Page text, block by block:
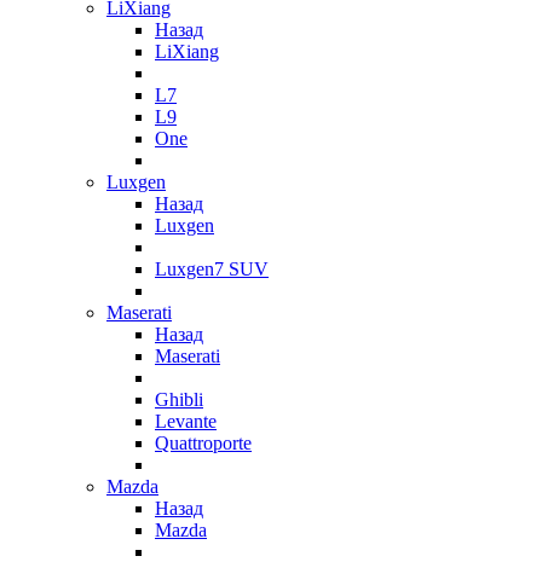
LiXiang
Назад
LiXiang
L7
L9
One
Luxgen
Назад
Luxgen
Luxgen7 SUV
Maserati
Назад
Maserati
Ghibli
Levante
Quattroporte
Mazda
Назад
Mazda